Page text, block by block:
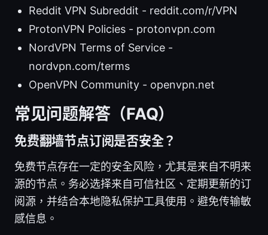
Reddit VPN Subreddit - reddit.com/r/VPN
ProtonVPN Policies - protonvpn.com
NordVPN Terms of Service -
nordvpn.com/terms
OpenVPN Community - openvpn.net
常见问题解答（FAQ）
免费翻墙节点订阅是否安全？
免费节点存在一定的安全风险，尤其是来自不明来
源的节点。务必选择来自可信社区、定期更新的订
阅源，并结合本地隐私保护工具使用。避免传输敏
感信息。